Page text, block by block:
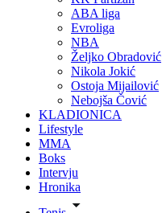
ABA liga
Evroliga
NBA
Željko Obradović
Nikola Jokić
Ostoja Mijailović
Nebojša Čović
KLADIONICA
Lifestyle
MMA
Boks
Intervju
Hronika